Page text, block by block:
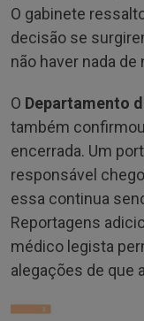
O gabinete
decisão se
não haver nada
O Departamento
também
encerrada. Um
responsável
essa continua
Reportagens
médico legista
alegações de que